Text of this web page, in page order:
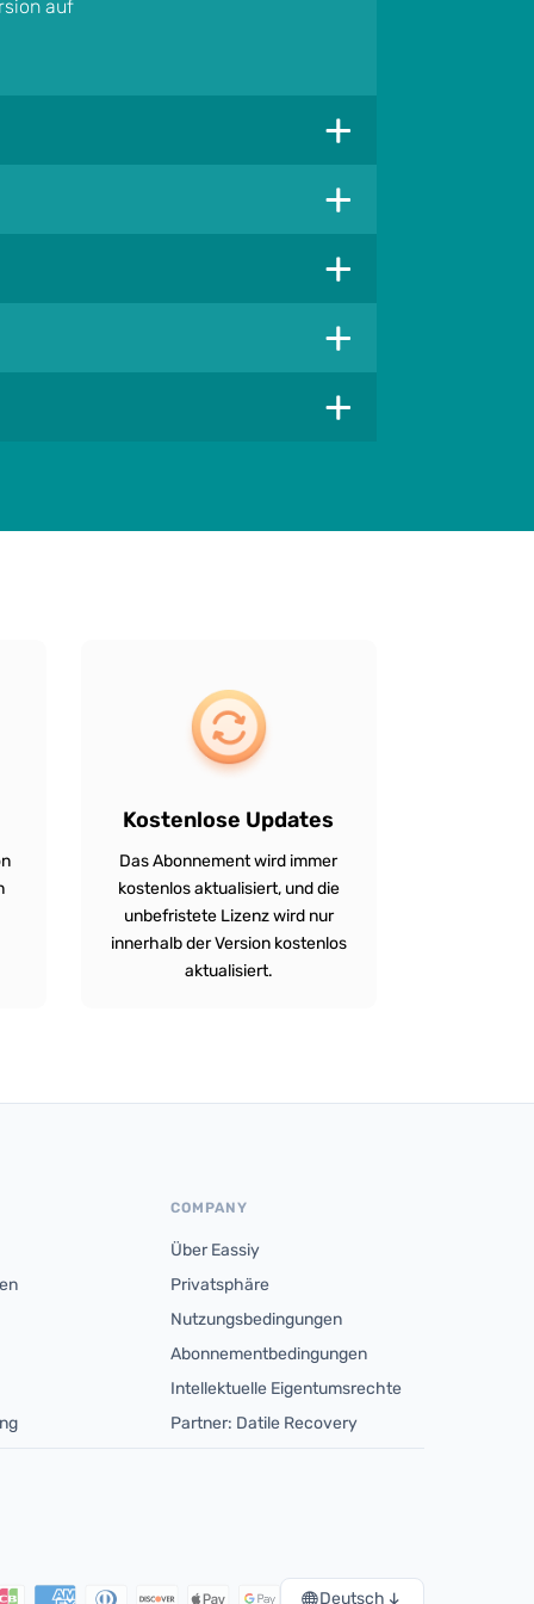
auf
+
+
+
+
+
Kostenlose Updates
Das Abonnement wird immer
kostenlos aktualisiert, und die
unbefristete Lizenz wird nur
innerhalb der Version kostenlos
aktualisiert.
COMPANY
Über Eassiy
Privatsphäre
Nutzungsbedingungen
Abonnementbedingungen
Intellektuelle Eigentumsrechte
Partner: Datile Recovery
Deutsch